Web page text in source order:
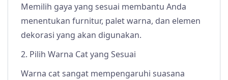
Memilih gaya yang sesuai membantu Anda
menentukan furnitur, palet warna, dan elemen
dekorasi yang akan digunakan.
2. Pilih Warna Cat yang Sesuai
Warna cat sangat mempengaruhi suasana